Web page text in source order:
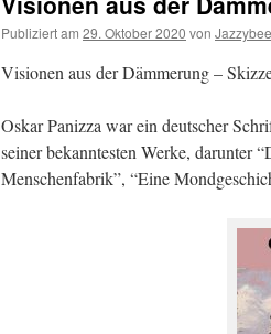
Publiziert am 29. Oktober 2020 von Jazzybee
Visionen aus der Dämmerung –
Oskar Panizza war ein deutscher
seiner bekanntesten Werke, darunter
Menschenfabrik”, “Eine